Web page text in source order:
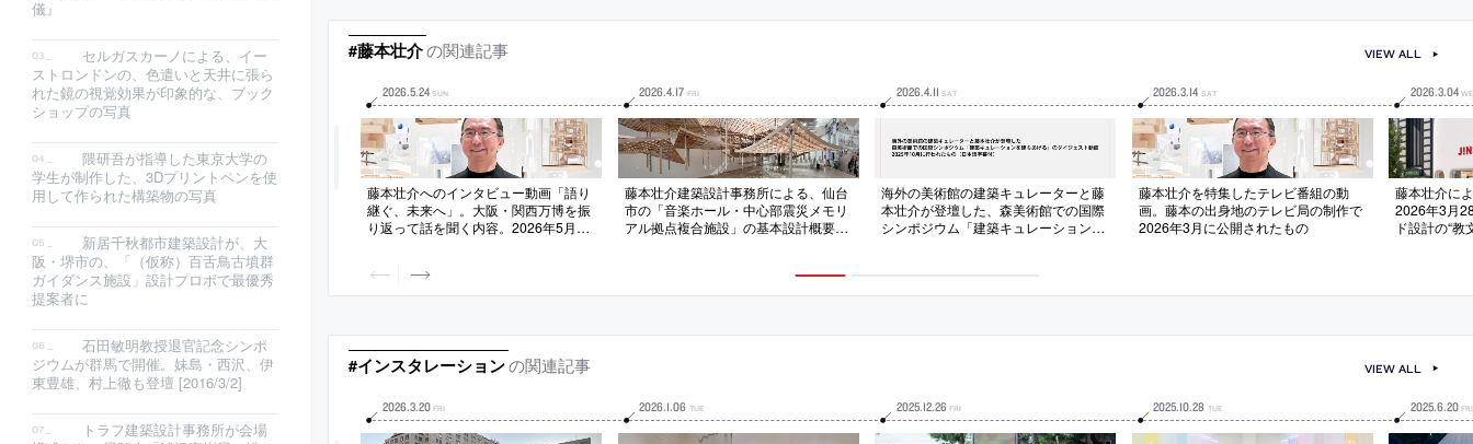
儀』
セルガスカーノによる、イー
ストロンドンの、色遣いと天井に張ら
れた鏡の視覚効果が印象的な、ブック
ショップの写真
隈研吾が指導した東京大学の
学生が制作した、3Dプリントペンを使
用して作られた構築物の写真
新居千秋都市建築設計が、大
阪・堺市の、「（仮称）百舌鳥古墳群
ガイダンス施設」設計プロポで最優秀
提案者に
石田敏明教授退官記念シンポ
ジウムが群馬で開催。妹島・西沢、伊
東豊雄、村上徹も登壇 [2016/3/2]
トラフ建築設計事務所が会場
#藤本壮介の関連記事
2026.5.24 SUN
藤本壮介へのインタビュー動画「語り
継ぐ、未来へ」。大阪・関西万博を振
り返って話を聞く内容。2026年5月に
2026.4.17 FRI
藤本壮介建築設計事務所による、仙台
市の「音楽ホール・中心部震災メモリ
アル拠点複合施設」の基本設計概要書
2026.4.11 SAT
海外の美術館の建築キュレーターと藤
本壮介が登壇した、森美術館での国際
シンポジウム「建築キュレーションを
字幕付）
2026.3.14 SAT
藤本壮介を特集したテレビ番組の動
画。藤本の出身地のテレビ局の制作で
2026年3月に公開されたもの
2026.3.04
藤本壮介に
2026年3月
ド設計の“
VIEW ALL
#インスタレーションの関連記事
2026.3.20 FRI 2026.1.06 TUE 2025.12.26 FRI 2025.10.28 TUE 2025.6.20 FRI
VIEW ALL